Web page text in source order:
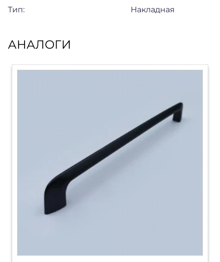
Тип: Накладная
АНАЛОГИ